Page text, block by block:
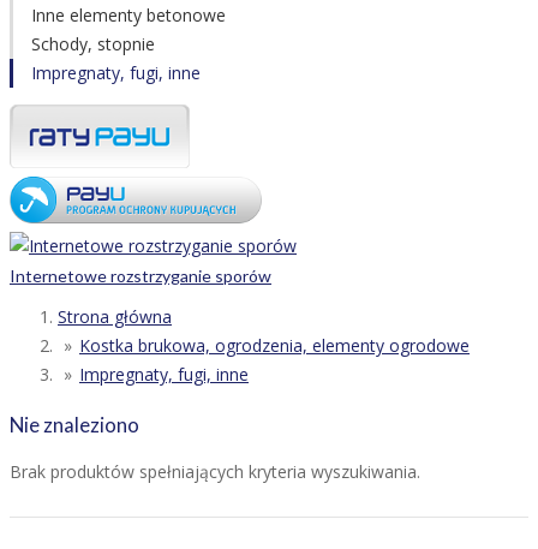
Inne elementy betonowe
Schody, stopnie
Impregnaty, fugi, inne
Internetowe rozstrzyganie sporów
Strona główna
Kostka brukowa, ogrodzenia, elementy ogrodowe
Impregnaty, fugi, inne
Nie znaleziono
Brak produktów spełniających kryteria wyszukiwania.